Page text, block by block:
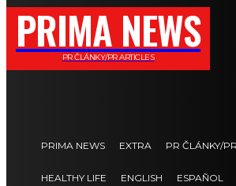
PRIMA NEWS
PR ČLÁNKY/PR ARTICLES
PRIMA NEWS EXTRA PR ČLÁNKY/
HEALTHY LIFE ENGLISH ESPAÑOL